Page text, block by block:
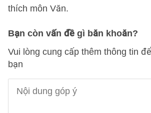
thích môn Văn.
Bạn còn vấn đề gì băn khoăn?
Vui lòng cung cấp thêm thông tin
bạn